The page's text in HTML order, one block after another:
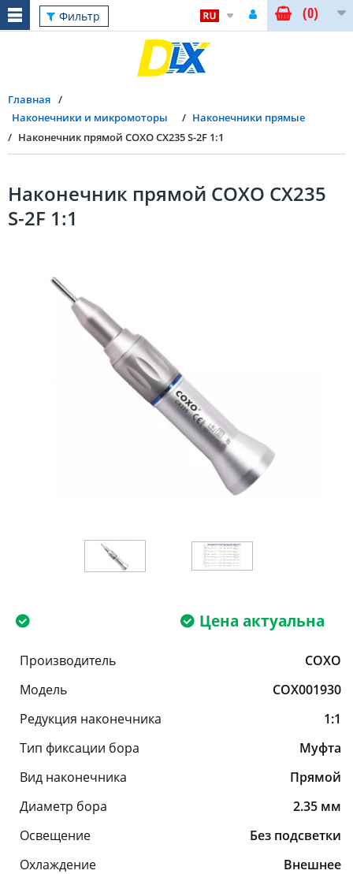
Фильтр (0)
Главная
Наконечники и микромоторы
Наконечники прямые
Наконечник прямой COXO CX235 S-2F 1:1
Наконечник прямой COXO CX235
S-2F 1:1
Цена актуальна
Производитель
COXO
Модель
COX001930
Редукция наконечника
1:1
Тип фиксации бора
Муфта
Вид наконечника
Прямой
Диаметр бора
2.35 мм
Освещение
Без подсветки
Охлаждение
Внешнее